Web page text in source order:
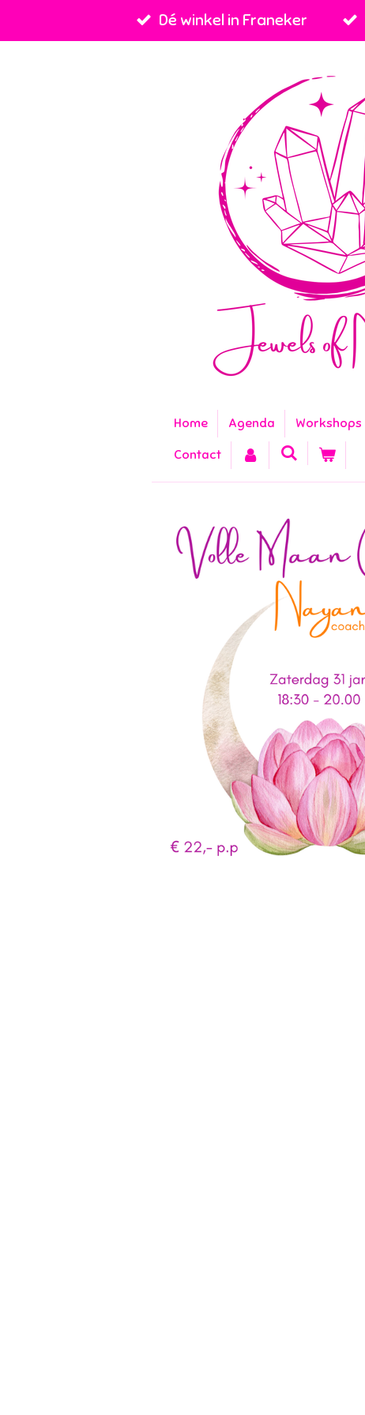
direct
Dé winkel in Franeker
Home Agenda Workshops
Contact